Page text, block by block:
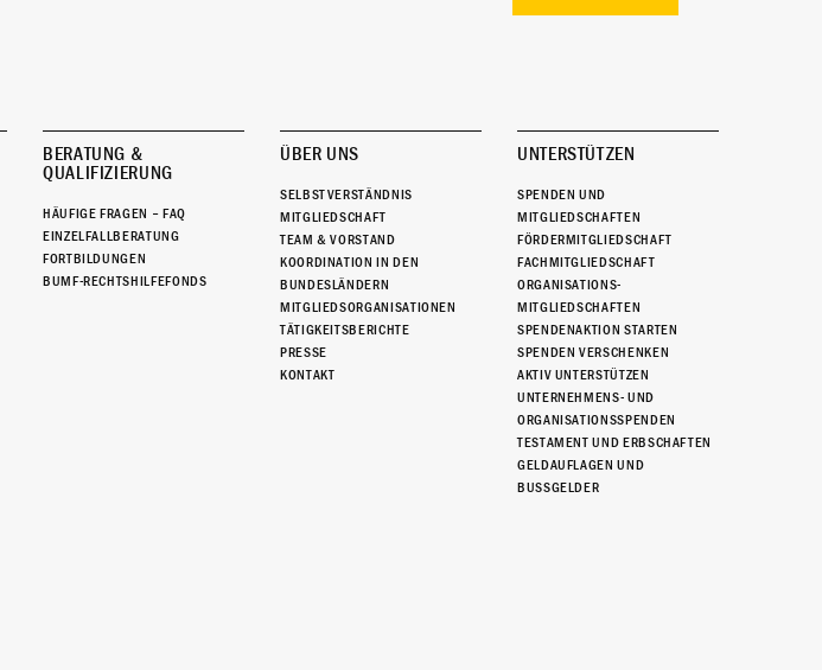
BERATUNG &
QUALIFIZIERUNG
HÄUFIGE FRAGEN – FAQ
EINZELFALLBERATUNG
FORTBILDUNGEN
BUMF-RECHTSHILFEFONDS
ÜBER UNS
SELBSTVERSTÄNDNIS
MITGLIEDSCHAFT
TEAM & VORSTAND
KOORDINATION IN DEN
BUNDESLÄNDERN
MITGLIEDSORGANISATIONEN
TÄTIGKEITSBERICHTE
PRESSE
KONTAKT
UNTERSTÜTZEN
SPENDEN UND
MITGLIEDSCHAFTEN
FÖRDERMITGLIEDSCHAFT
FACHMITGLIEDSCHAFT
ORGANISATIONS-
MITGLIEDSCHAFTEN
SPENDENAKTION STARTEN
SPENDEN VERSCHENKEN
AKTIV UNTERSTÜTZEN
UNTERNEHMENS- UND
ORGANISATIONSSPENDEN
TESTAMENT UND ERBSCHAFTEN
GELDAUFLAGEN UND
BUSSGELDER